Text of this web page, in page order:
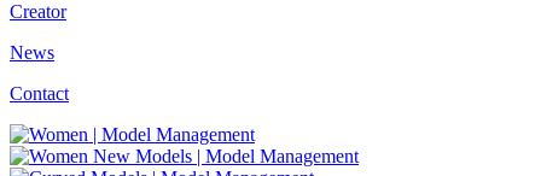
Creator
News
Contact